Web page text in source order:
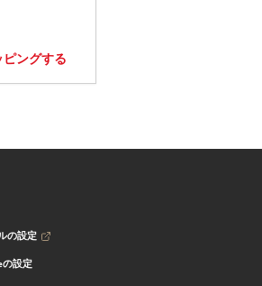
ングする
の設定
の設定